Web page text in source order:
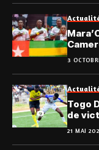
3
Togo
de
l’ASKO
21 MAI